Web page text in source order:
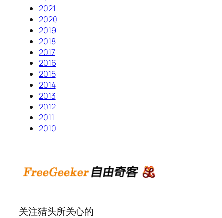
2021
2020
2019
2018
2017
2016
2015
2014
2013
2012
2011
2010
关注猎头所关心的